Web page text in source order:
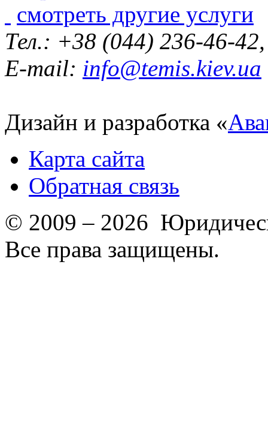
смотреть другие услуги
Тел.: +38 (044) 236-46-
E-mail: info@temis.kiev.ua
Дизайн и разработка «
Карта сайта
Обратная связь
© 2009 – 2026
Все права защищены.